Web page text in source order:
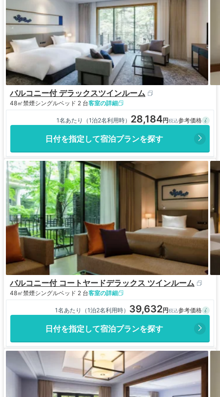
バルコニー付 デラックスツインルーム
48㎡禁煙シングルベッド 2 台客室の詳細
1名あたり（1泊2名利用時） 28,184
日付を指定して宿泊プランを探す
バルコニー付 コートヤードデラックス ツインルーム
48㎡禁煙シングルベッド 2 台客室の詳細
1名あたり（1泊2名利用時） 39,632
日付を指定して宿泊プランを探す